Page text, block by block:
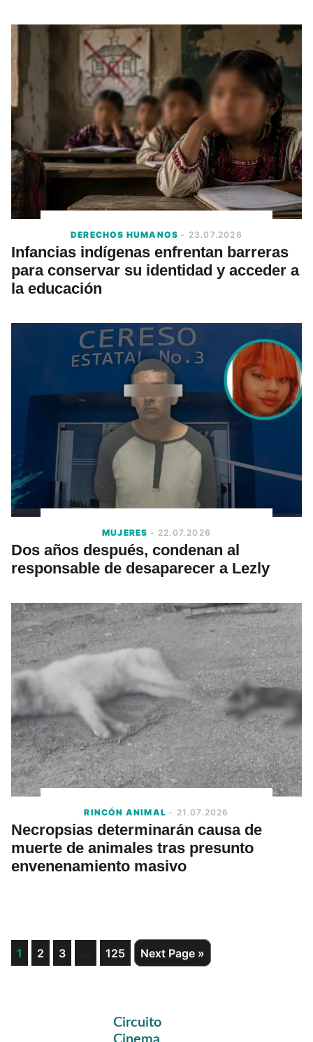
DERECHOS HUMANOS - 23.07.2026
Infancias indígenas enfrentan barreras
para conservar su identidad y acceder a
la educación
MUJERES - 22.07.2026
Dos años después, condenan al
responsable de desaparecer a Lezly
RINCÓN ANIMAL - 21.07.2026
Necropsias determinarán causa de
muerte de animales tras presunto
envenenamiento masivo
Page
1 Page
2 Page
3
Interim
… Page
125
Go
to
Next Page »
Primary
Circuito